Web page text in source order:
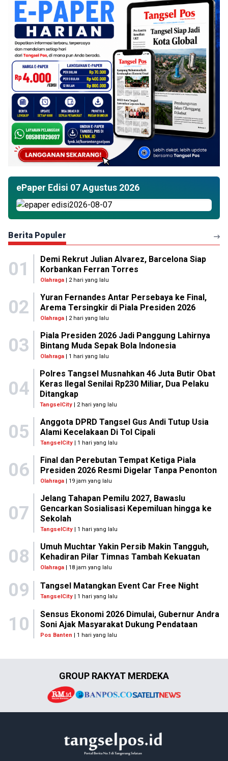
ePaper Edisi 07 Agustus 2026
Berita Populer
01
Demi Rekrut Julian Alvarez, Barcelona Siap
Korbankan Ferran Torres
Olahraga| 2 hari yang lalu
02
Yuran Fernandes Antar Persebaya ke Final,
Arema Tersingkir di Piala Presiden 2026
Olahraga| 2 hari yang lalu
03
Piala Presiden 2026 Jadi Panggung Lahirnya
Bintang Muda Sepak Bola Indonesia
Olahraga| 1 hari yang lalu
04
Polres Tangsel Musnahkan 46 Juta Butir Obat
Keras Ilegal Senilai Rp230 Miliar, Dua Pelaku
Ditangkap
TangselCity | 2 hari yang lalu
05
Anggota DPRD Tangsel Gus Andi Tutup Usia
Alami Kecelakaan Di Tol Cipali
TangselCity| 1 hari yang lalu
06
Final dan Perebutan Tempat Ketiga Piala
Presiden 2026 Resmi Digelar Tanpa Penonton
Olahraga| 19 jam yang lalu
07
Jelang Tahapan Pemilu 2027, Bawaslu
Gencarkan Sosialisasi Kepemiluan hingga ke
Sekolah
TangselCity| 1 hari yang lalu
08
Umuh Muchtar Yakin Persib Makin Tangguh,
Kehadiran Pilar Timnas Tambah Kekuatan
Olahraga| 18 jam yang lalu
09 Tangsel Matangkan Event Car Free Night
TangselCity | 1 hari yang lalu
10
Sensus Ekonomi 2026 Dimulai, Gubernur Andra
Soni Ajak Masyarakat Dukung Pendataan
Pos Banten | 1 hari yang lalu
GROUP RAKYAT MERDEKA